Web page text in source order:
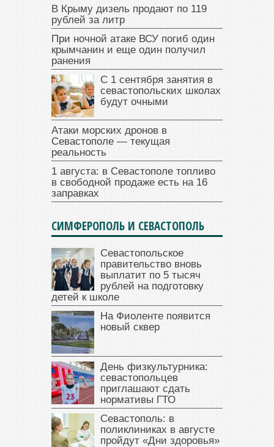
В Крыму дизель продают по 119
рублей за литр
При ночной атаке ВСУ погиб один
крымчанин и еще один получил
ранения
С 1 сентября занятия в
севастопольских школах
будут очными
Атаки морских дронов в
Севастополе — текущая
реальность
1 августа: в Севастополе топливо
в свободной продаже есть на 16
заправках
СИМФЕРОПОЛЬ И СЕВАСТОПОЛЬ
Севастопольское
правительство вновь
выплатит по 5 тысяч
рублей на подготовку
детей к школе
На Фиоленте появится
новый сквер
День физкультурника:
севастопольцев
приглашают сдать
нормативы ГТО
Севастополь: в
поликлиниках в августе
пройдут «Дни здоровья»